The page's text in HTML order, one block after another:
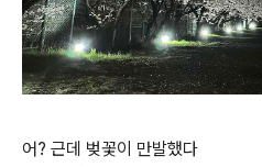
어? 근데 벚꽃이 만발했다